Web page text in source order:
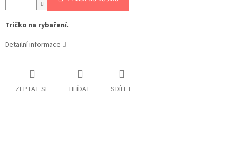
Tričko na rybaření.
Detailní informace
ZEPTAT SE HLÍDAT SDÍLET